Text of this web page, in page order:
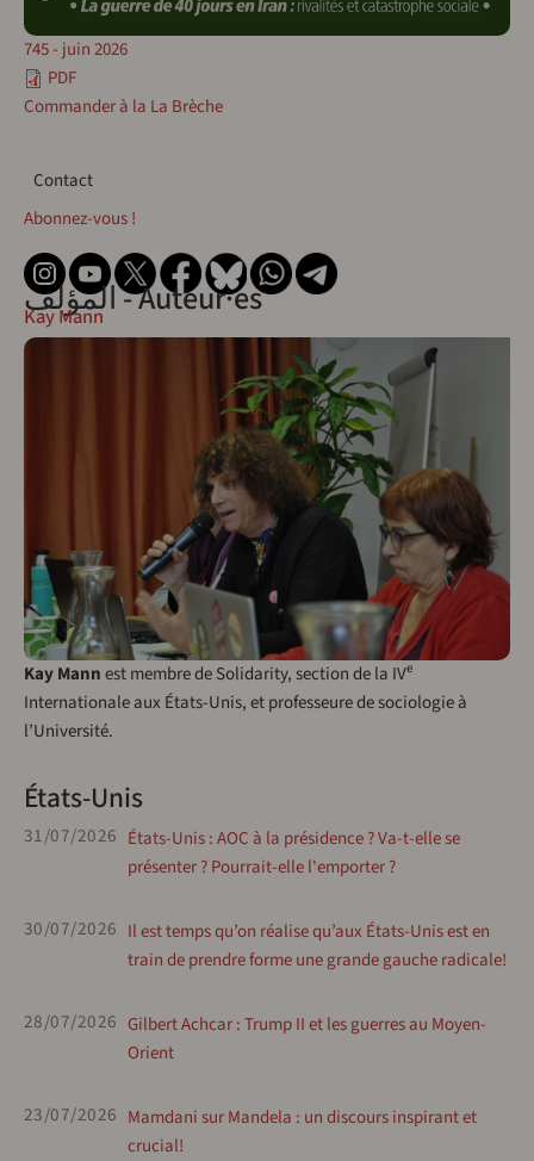
745 - juin 2026
PDF
Commander à la La Brèche
Contact
Contact
Abonnez-vous !
المؤلف - Auteur·es Kay Mann
Kay Mannest membre de Solidarity, section de la IVe
Internationale aux États-Unis, et professeure de sociologie à
l’Université.
États-Unis
31/07/2026 États-Unis : AOC à la présidence ? Va-t-elle se
présenter ? Pourrait-elle l'emporter ?
30/07/2026 Il est temps qu’on réalise qu’aux États-Unis est en
train de prendre forme une grande gauche radicale!
28/07/2026 Gilbert Achcar : Trump II et les guerres au Moyen-
Orient
23/07/2026 Mamdani sur Mandela : un discours inspirant et
crucial!